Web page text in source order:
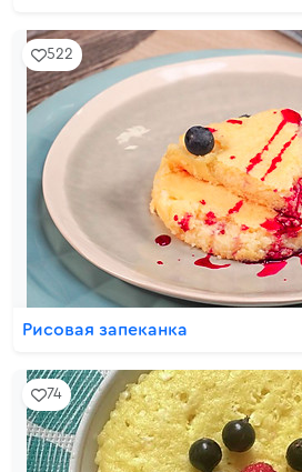
522
Рисовая запеканка
74